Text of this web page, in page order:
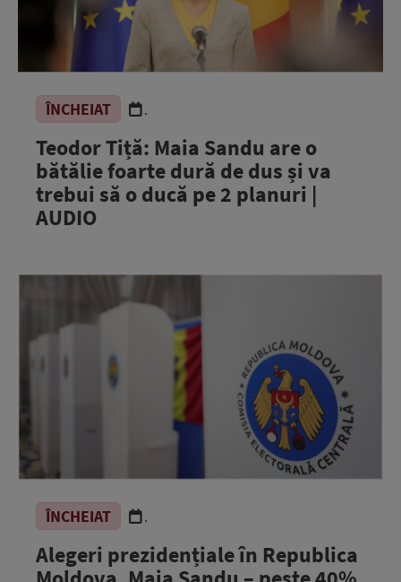
ÎNCHEIAT .
Teodor Tiță: Maia Sandu are o
bătălie foarte dură de dus și va
trebui să o ducă pe 2 planuri |
AUDIO
ÎNCHEIAT .
Alegeri prezidențiale în Republica